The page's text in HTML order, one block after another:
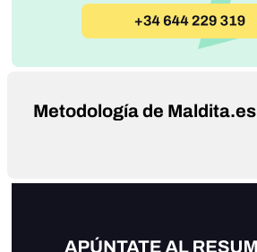
Metodología de Maldita.es